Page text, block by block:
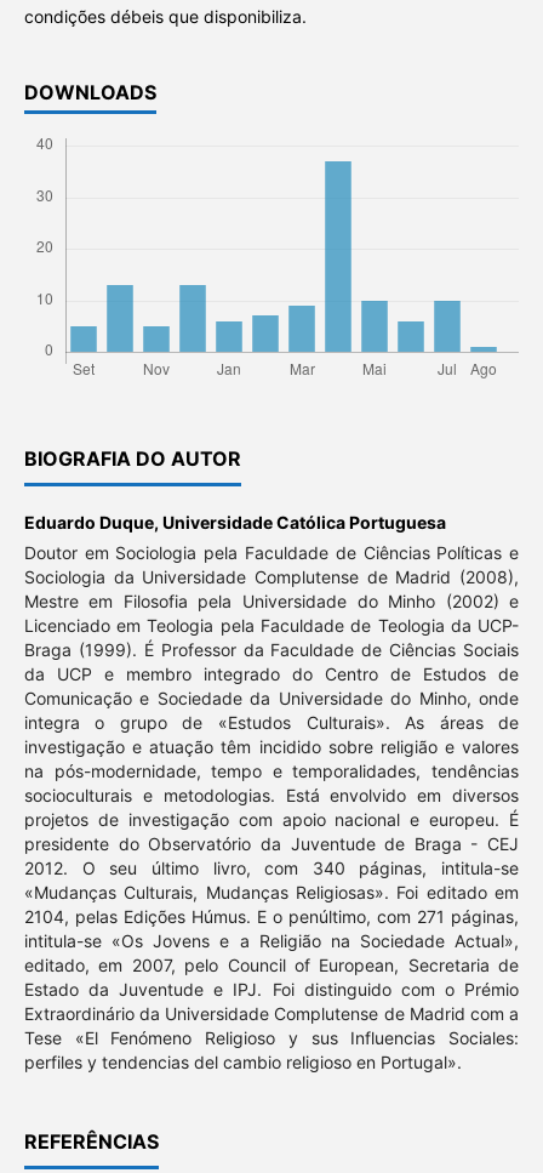
condições débeis que disponibiliza.
DOWNLOADS
BIOGRAFIA DO AUTOR
Eduardo Duque, Universidade Católica Portuguesa
Doutor em Sociologia pela Faculdade de Ciências Políticas e
Sociologia da Universidade Complutense de Madrid (2008),
Mestre em Filosofia pela Universidade do Minho (2002) e
Licenciado em Teologia pela Faculdade de Teologia da UCP-
Braga (1999). É Professor da Faculdade de Ciências Sociais
da UCP e membro integrado do Centro de Estudos de
Comunicação e Sociedade da Universidade do Minho, onde
integra o grupo de «Estudos Culturais». As áreas de
investigação e atuação têm incidido sobre religião e valores
na pós-modernidade, tempo e temporalidades, tendências
socioculturais e metodologias. Está envolvido em diversos
projetos de investigação com apoio nacional e europeu. É
presidente do Observatório da Juventude de Braga - CEJ
2012. O seu último livro, com 340 páginas, intitula-se
«Mudanças Culturais, Mudanças Religiosas». Foi editado em
2104, pelas Edições Húmus. E o penúltimo, com 271 páginas,
intitula-se «Os Jovens e a Religião na Sociedade Actual»,
editado, em 2007, pelo Council of European, Secretaria de
Estado da Juventude e IPJ. Foi distinguido com o Prémio
Extraordinário da Universidade Complutense de Madrid com a
Tese «El Fenómeno Religioso y sus Influencias Sociales:
perfiles y tendencias del cambio religioso en Portugal».
REFERÊNCIAS